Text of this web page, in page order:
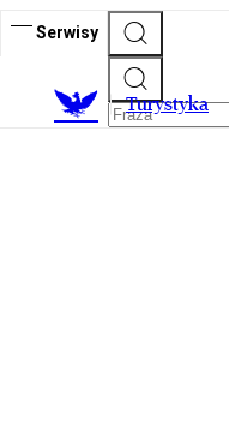
Serwisy
Turystyka